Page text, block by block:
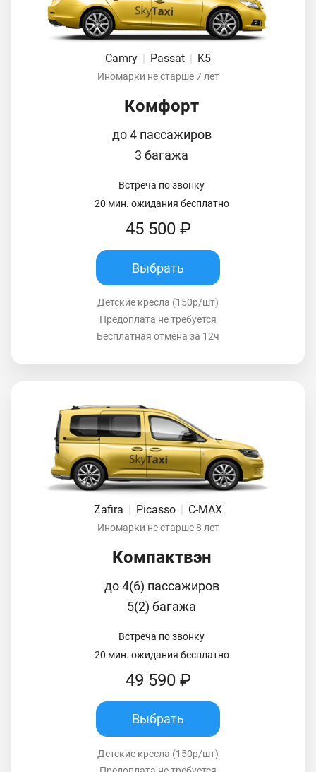
Camry Passat K5
Иномарки не старше 7 лет
Комфорт
до 4 пассажиров
3 багажа
Встреча по звонку
20 мин. ожидания бесплатно
45 500 ₽
Выбрать
Детские кресла (150р/шт)
Предоплата не требуется
Бесплатная отмена за 12ч
Zafira | Picasso | C-MAX
Иномарки не старше 8 лет
Компактвэн
до 4(6) пассажиров
5(2) багажа
Встреча по звонку
20 мин. ожидания бесплатно
49 590 ₽
Выбрать
Детские кресла (150р/шт)